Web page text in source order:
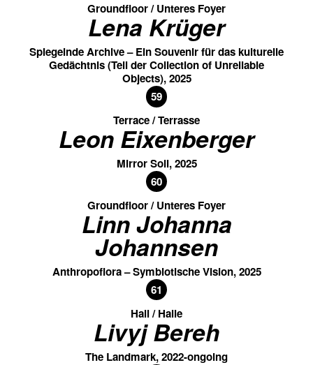
Groundfloor / Unteres Foyer
Lena Krüger
Spiegelnde Archive – Ein Souvenir für das kulturelle
Gedächtnis (Teil der Collection of Unreliable
Objects), 2025
59
Terrace / Terrasse
Leon Eixenberger
Mirror Soil, 2025
60
Groundfloor / Unteres Foyer
Linn Johanna
Johannsen
Anthropoflora – Symbiotische Vision, 2025
61
Hall / Halle
Livyj Bereh
The Landmark, 2022-ongoing